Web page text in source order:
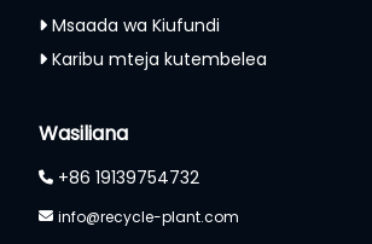
Msaada wa Kiufundi
Karibu mteja kutembelea
Wasiliana
+86 19139754732
info@recycle-plant.com